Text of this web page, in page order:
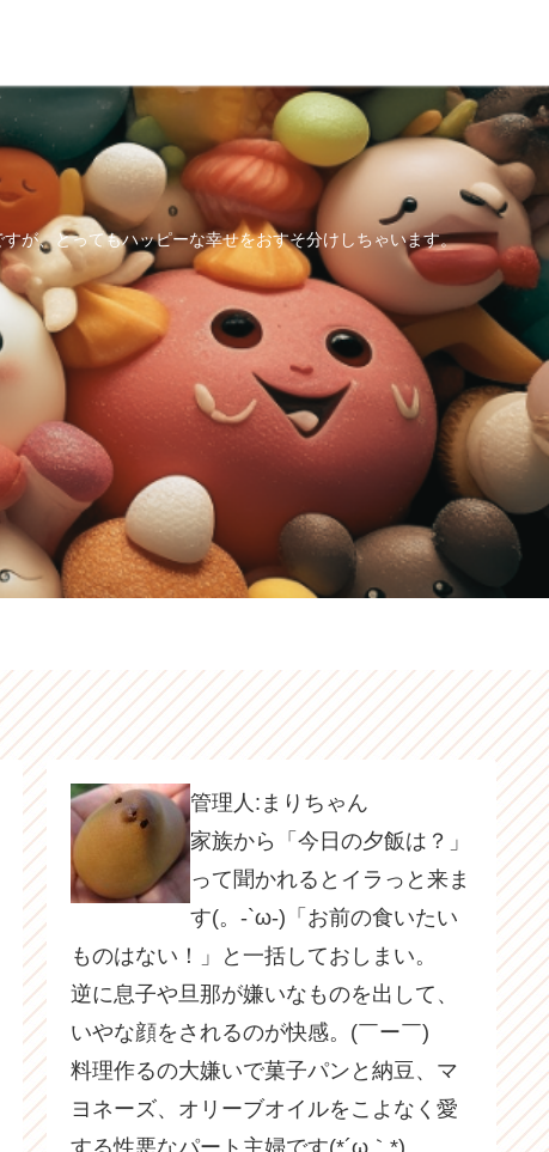
が、とってもハッピーな幸せをおすそ分けしちゃいます。
管理人:まりちゃん
家族から「今日の夕飯は？」
って聞かれるとイラっと来ま
す(。-`ω-)「お前の食いたい
ものはない！」と一括しておしまい。
逆に息子や旦那が嫌いなものを出して、
いやな顔をされるのが快感。(￣ー￣)
料理作るの大嫌いで菓子パンと納豆、マ
ヨネーズ、オリーブオイルをこよなく愛